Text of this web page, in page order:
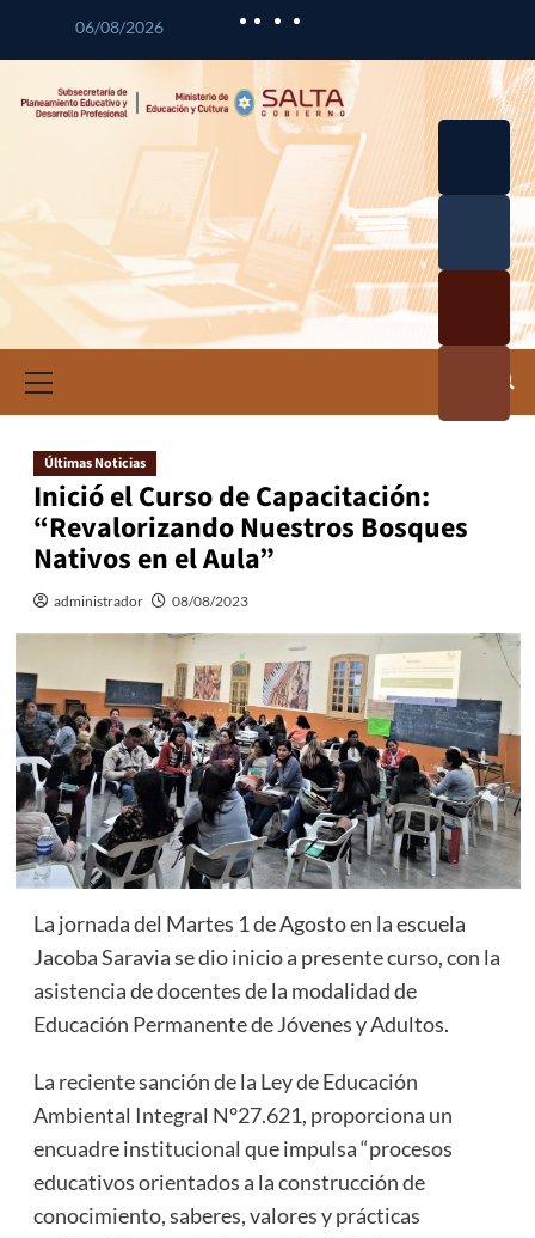
06/08/2026
Últimas Noticias
Inició el Curso de Capacitación:
“Revalorizando Nuestros Bosques
Nativos en el Aula”
administrador 08/08/2023
La jornada del Martes 1 de Agosto en la escuela
Jacoba Saravia se dio inicio a presente curso, con la
asistencia de docentes de la modalidad de
Educación Permanente de Jóvenes y Adultos.
La reciente sanción de la Ley de Educación
Ambiental Integral N°27.621, proporciona un
encuadre institucional que impulsa “procesos
educativos orientados a la construcción de
conocimiento, saberes, valores y prácticas
Curricul
Profesio
a
Investig